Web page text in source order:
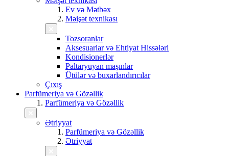
Ev və Mətbəx
Məişət texnikası
Tozsoranlar
Aksesuarlar və Ehtiyat Hissələri
Kondisionerlər
Paltaryuyan maşınlar
Ütülər və buxarlandırıcılar
Çıxış
Parfümeriya və Gözəllik
Parfümeriya və Gözəllik
Ətriyyat
Parfümeriya və Gözəllik
Ətriyyat